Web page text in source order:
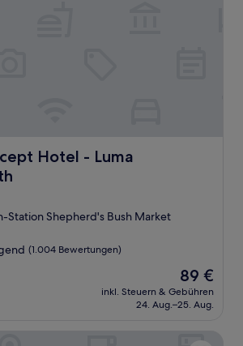
Hotel - Luma
Hotel - Luma Hammersmith
Station Shepherd's Bush Market
(1.004 Bewertungen)
Der
Preis
beträgt
89 €
inkl. Steuern & Gebühren
24. Aug.–25. Aug.